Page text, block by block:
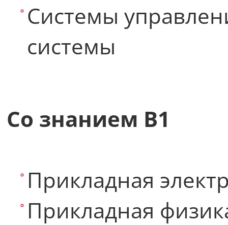
Системы
системы
Со знанием B1
Прикладная
Прикладная